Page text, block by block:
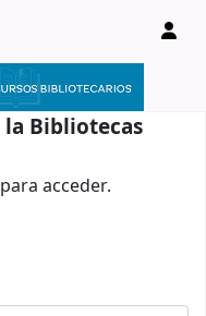
Bibliotecas
acceder.